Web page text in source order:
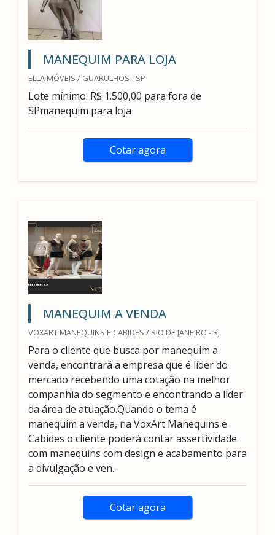
MANEQUIM PARA LOJA
ELLA MÓVEIS / GUARULHOS - SP
Lote mínimo: R$ 1.500,00 para fora de
SPmanequim para loja
Cotar agora
MANEQUIM A VENDA
VOXART MANEQUINS E CABIDES / RIO DE JANEIRO - RJ
Para o cliente que busca por manequim a
venda, encontrará a empresa que é líder do
mercado recebendo uma cotação na melhor
companhia do segmento e encontrando a líder
da área de atuação.Quando o tema é
manequim a venda, na VoxArt Manequins e
Cabides o cliente poderá contar assertividade
com manequins com design e acabamento para
a divulgação e ven...
Cotar agora